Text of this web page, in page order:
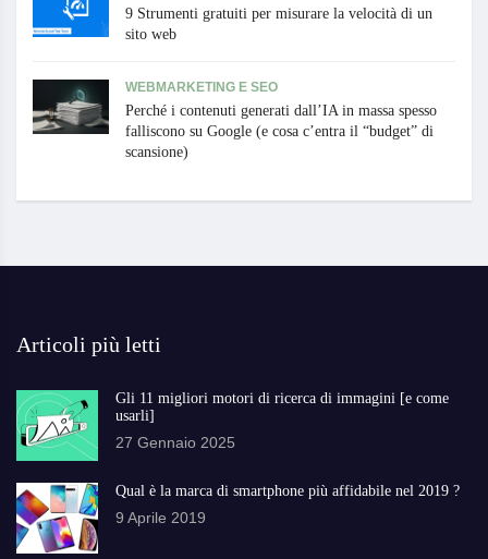
9 Strumenti gratuiti per misurare la velocità di un
sito web
WEBMARKETING E SEO
Perché i contenuti generati dall’IA in massa spesso
falliscono su Google (e cosa c’entra il “budget” di
scansione)
Articoli più letti
Gli 11 migliori motori di ricerca di immagini [e come
usarli]
27 Gennaio 2025
Qual è la marca di smartphone più affidabile nel 2019 ?
9 Aprile 2019